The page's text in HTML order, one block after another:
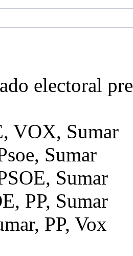
electoral
VOX, Sumar
Sumar
Sumar
PP, Sumar
PP, Vox